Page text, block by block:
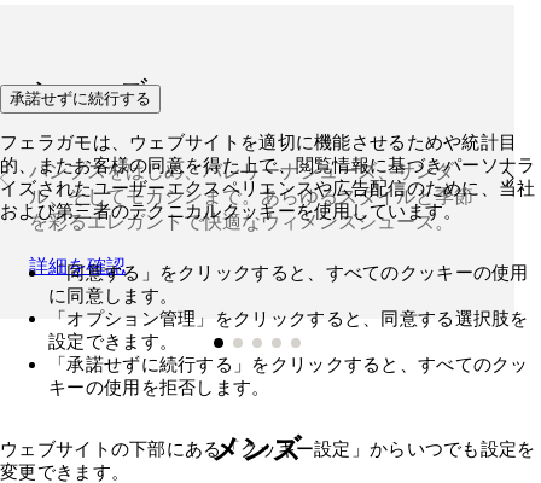
シューズ
パンプスをはじめ、バレリーナシューズ、サンダ
ル、そしてモカシンまで。あらゆるスタイルと季節
を彩るエレガントで快適なウィメンズシューズ。
詳細を確認
メンズ
承諾せずに続行する
フェラガモは、ウェブサイトを適切に機能させるためや統計目
的、またお客様の同意を得た上で、閲覧情報に基づきパーソナラ
イズされたユーザーエクスペリエンスや広告配信のために、当社
および第三者のテクニカルクッキーを使用しています。
「同意する」をクリックすると、すべてのクッキーの使用
に同意します。
「オプション管理」をクリックすると、同意する選択肢を
設定できます。
「承諾せずに続行する」をクリックすると、すべてのクッ
キーの使用を拒否します。
ウェブサイトの下部にある「クッキー設定」からいつでも設定を
変更できます。